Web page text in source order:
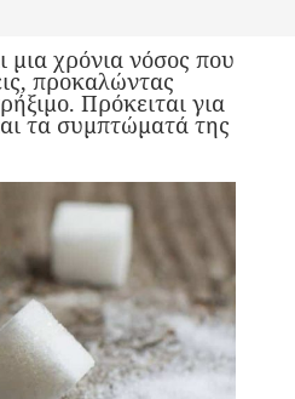
μια χρόνια νόσος που
προκαλώντας
Πρόκειται για
τα συμπτώματά της